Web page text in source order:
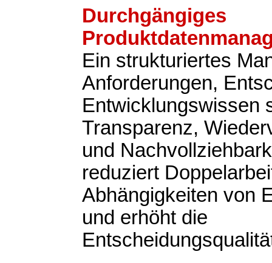
Durchgängiges
Ein strukturiertes
Anforderungen,
Entwicklungswissen
Transparenz,
und
reduziert
Abhängigkeiten von
und erhöht die